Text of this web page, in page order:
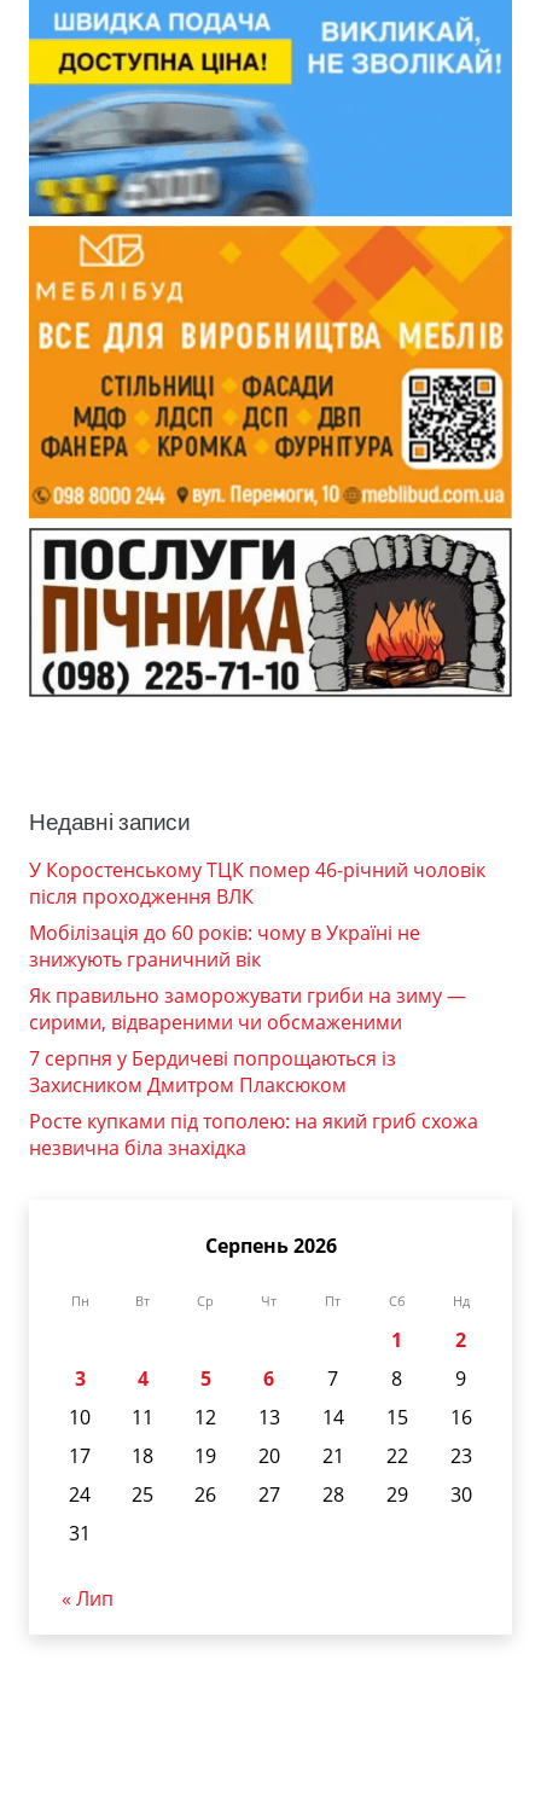
Недавні записи
У Коростенському ТЦК помер 46-річний чоловік
після проходження ВЛК
Мобілізація до 60 років: чому в Україні не
знижують граничний вік
Як правильно заморожувати гриби на зиму —
сирими, відвареними чи обсмаженими
7 серпня у Бердичеві попрощаються із
Захисником Дмитром Плаксюком
Росте купками під тополею: на який гриб схожа
незвична біла знахідка
Серпень 2026
Пн Вт Ср Чт Пт Сб Нд
1
2
3
4 5 6 7 8
9
10
11 12 13 14 15
16
17
18 19 20 21 22
23
24
25 26 27 28 29
30
31
« Лип